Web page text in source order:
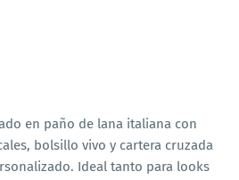
en paño de lana italiana con
bolsillo vivo y cartera cruzada
Ideal tanto para looks